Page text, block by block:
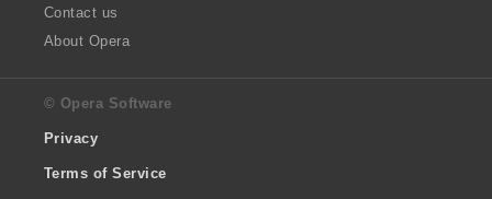
Contact us
About Opera
© Opera Software
Privacy
Terms of Service